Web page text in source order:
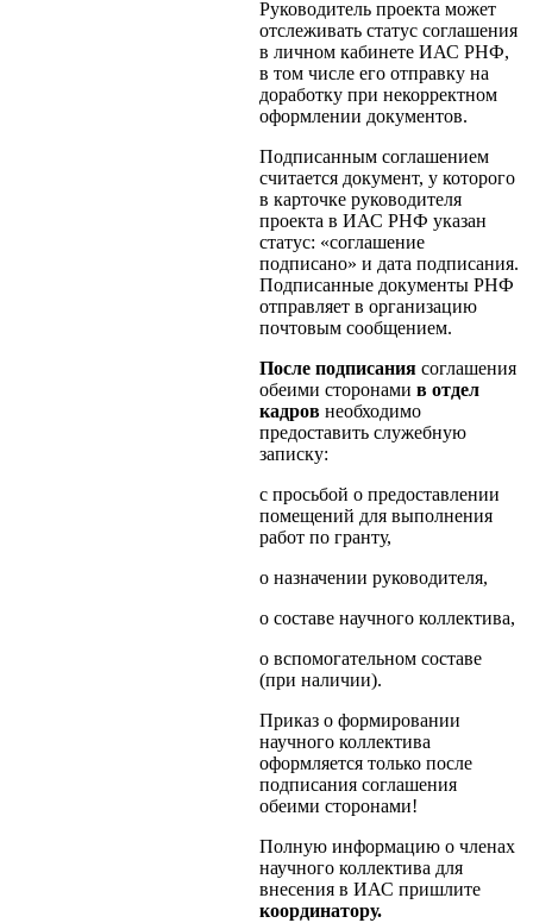
Руководитель проекта может
отслеживать статус соглашения
в личном кабинете ИАС РНФ,
в том числе его отправку на
доработку при некорректном
оформлении документов.
Подписанным соглашением
считается документ, у которого
в карточке руководителя
проекта в ИАС РНФ указан
статус: «соглашение
подписано» и дата подписания.
Подписанные документы РНФ
отправляет в организацию
почтовым сообщением.
После подписания соглашения
обеими сторонами в отдел
кадров необходимо
предоставить служебную
записку:
с просьбой о предоставлении
помещений для выполнения
работ по гранту,
о назначении руководителя,
о составе научного коллектива,
о вспомогательном составе
(при наличии).
Приказ о формировании
научного коллектива
оформляется только после
подписания соглашения
обеими сторонами!
Полную информацию о членах
научного коллектива для
внесения в ИАС пришлите
координатору.